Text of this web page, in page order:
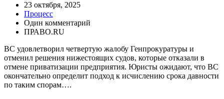
23 октября, 2025
Процесс
Один комментарий
ПРАВО.RU
ВС удовлетворил четвертую жалобу Генпрокуратуры и
отменил решения нижестоящих судов, которые отказали в
отмене приватизации предприятия. Юристы ожидают, что ВС
окончательно определит подход к исчислению срока давности
по таким спорам….